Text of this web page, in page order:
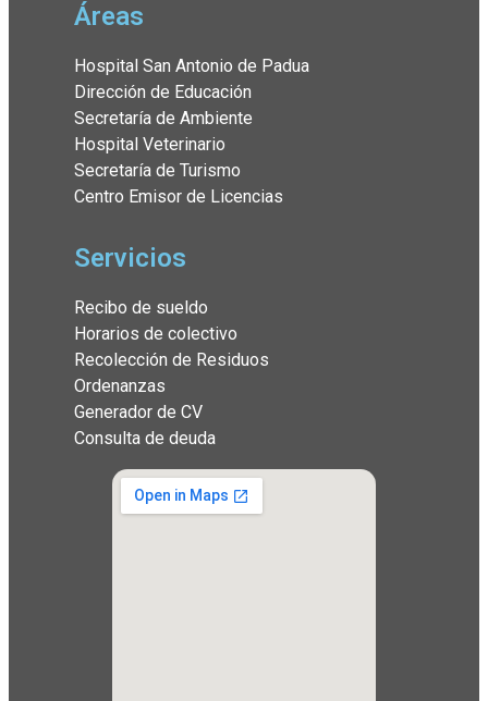
Áreas
Hospital San Antonio de Padua
Dirección de Educación
Secretaría de Ambiente
Hospital Veterinario
Secretaría de Turismo
Centro Emisor de Licencias
Servicios
Recibo de sueldo
Horarios de colectivo
Recolección de Residuos
Ordenanzas
Generador de CV
Consulta de deuda